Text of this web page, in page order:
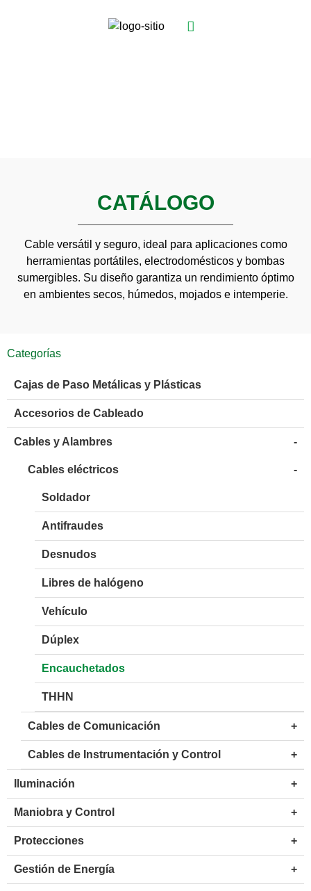
CATÁLOGO
Cable versátil y seguro, ideal para aplicaciones como
herramientas portátiles, electrodomésticos y bombas
sumergibles. Su diseño garantiza un rendimiento óptimo
en ambientes secos, húmedos, mojados e intemperie.
Categorías
Cajas de Paso Metálicas y Plásticas
Accesorios de Cableado
Cables y Alambres -
Cables eléctricos -
Soldador
Antifraudes
Desnudos
Libres de halógeno
Vehículo
Dúplex
Encauchetados
THHN
Cables de Comunicación +
Cables de Instrumentación y Control +
Iluminación +
Maniobra y Control +
Protecciones +
Gestión de Energía +